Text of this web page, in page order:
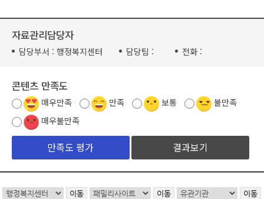
자료관리담당자
담당부서 : 행정복지센터 담당팀 : 전화 :
콘텐츠 만족도
매우만족 만족 보통
불만족
매우불만족
결과보기